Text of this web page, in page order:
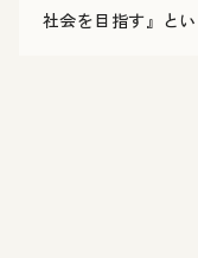
社会を目指す』と